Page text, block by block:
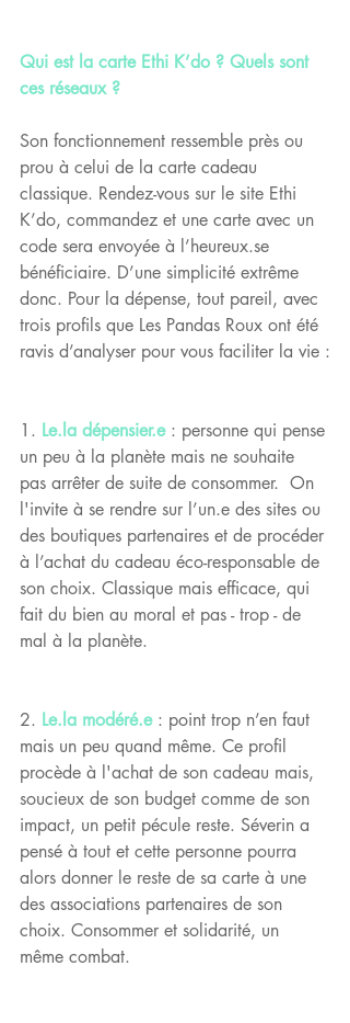
Qui est la carte Ethi K’do ? Quels sont
ces réseaux ?
Son fonctionnement ressemble près ou
prou à celui de la carte cadeau
classique. Rendez-vous sur le site Ethi
K’do, commandez et une carte avec un
code sera envoyée à l’heureux.se
bénéficiaire. D’une simplicité extrême
donc. Pour la dépense, tout pareil, avec
trois profils que Les Pandas Roux ont été
ravis d’analyser pour vous faciliter la vie :
​1. Le.la dépensier.e : personne qui pense
un peu à la planète mais ne souhaite
pas arrêter de suite de consommer.  On
l'invite à se rendre sur l’un.e des sites ou
des boutiques partenaires et de procéder
à l’achat du cadeau éco-responsable de
son choix. Classique mais efficace, qui
fait du bien au moral et pas - trop - de
mal à la planète.
​2. Le.la modéré.e : point trop n’en faut
mais un peu quand même. Ce profil
procède à l'achat de son cadeau mais,
soucieux de son budget comme de son
impact, un petit pécule reste. Séverin a
pensé à tout et cette personne pourra
alors donner le reste de sa carte à une
des associations partenaires de son
choix. Consommer et solidarité, un
même combat.